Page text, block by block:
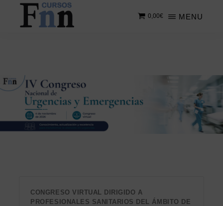
Saltar
contenido
MENU
0,00€
CONGRESO VIRTUAL DIRIGIDO A
PROFESIONALES SANITARIOS DEL ÁMBITO DE